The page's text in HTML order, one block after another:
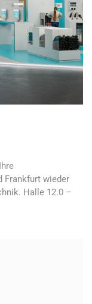
Frankfurt wieder
Halle 12.0 –